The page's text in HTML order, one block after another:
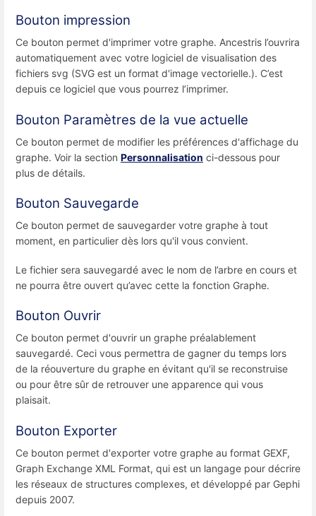
Bouton impression
Ce bouton permet d'imprimer votre graphe. Ancestris l’ouvrira
automatiquement avec votre logiciel de visualisation des
fichiers svg (SVG est un format d'image vectorielle.). C’est
depuis ce logiciel que vous pourrez l’imprimer.
Bouton Paramètres de la vue actuelle
Ce bouton permet de modifier les préférences d'affichage du
graphe. Voir la section Personnalisation ci-dessous pour
plus de détails.
Bouton Sauvegarde
Ce bouton permet de sauvegarder votre graphe à tout
moment, en particulier dès lors qu'il vous convient.
Le fichier sera sauvegardé avec le nom de l’arbre en cours et
ne pourra être ouvert qu’avec cette la fonction Graphe.
Bouton Ouvrir
Ce bouton permet d'ouvrir un graphe préalablement
sauvegardé. Ceci vous permettra de gagner du temps lors
de la réouverture du graphe en évitant qu'il se reconstruise
ou pour être sûr de retrouver une apparence qui vous
plaisait.
Bouton Exporter
Ce bouton permet d'exporter votre graphe au format GEXF,
Graph Exchange XML Format, qui est un langage pour décrire
les réseaux de structures complexes, et développé par Gephi
depuis 2007.